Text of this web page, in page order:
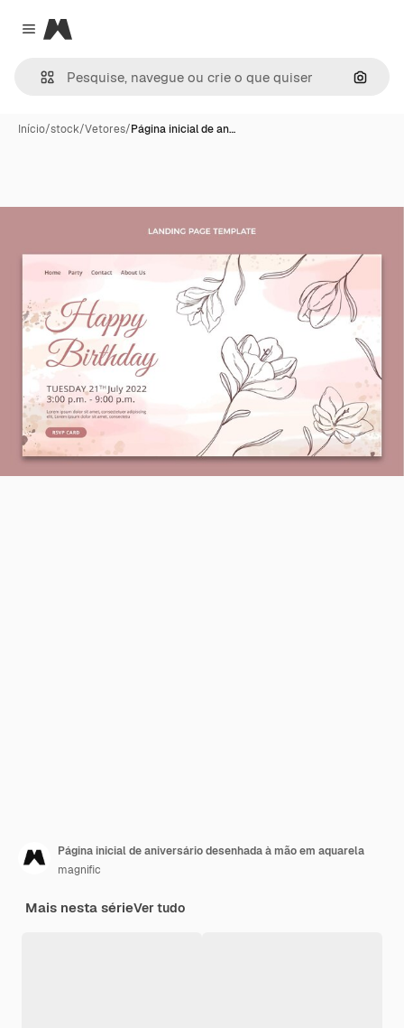
Close menu
Magnific
Início/stock/Vetores/Página inicial de an…
Página inicial de aniversário desenhada à mão em aquarela
magnific
Mais nesta sérieVer tudo